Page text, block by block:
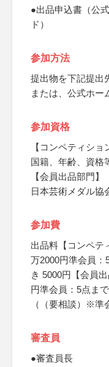
●出品申込書（公
ド）
参加方法
提出物を下記提出
または、公式ホー
参加資格
【コンペティショ
国籍、年齢、資格
【会員出品部門】
日本芸術メダル協
参加費
出品料【コンペテ
万2000円準会員：
き 5000円【会員
円準会員：5点ま
（（要相談）※準
審査員
●審査員長